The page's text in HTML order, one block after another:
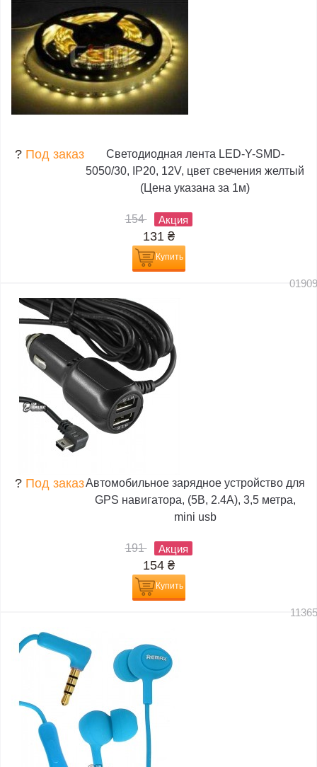
? Под заказ
Светодиодная лента LED-Y-SMD-
5050/30, IP20, 12V, цвет свечения желтый
(Цена указана за 1м)
154 Акция
131 ₴
Купить
? Под заказАвтомобильное зарядное устройство для
GPS навигатора, (5В, 2.4А), 3,5 метра,
mini usb
191 Акция
154 ₴
Купить